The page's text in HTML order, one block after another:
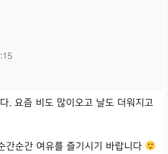
. 요즘 비도 많이오고 날도 더워지고
간순간 여유를 즐기시기 바랍니다